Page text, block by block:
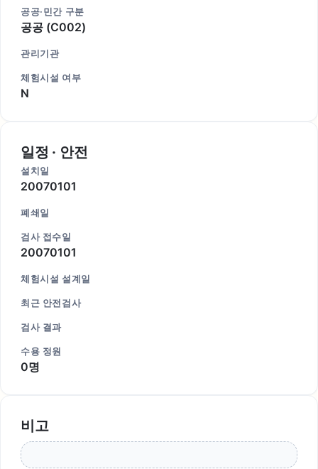
공공·민간 구분
공공 (C002)
관리기관
체험시설 여부
N
일정 · 안전
설치일
20070101
폐쇄일
검사 접수일
20070101
체험시설 설계일
최근 안전검사
검사 결과
수용 정원
0명
비고